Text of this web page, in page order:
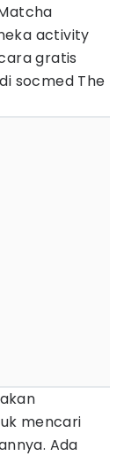
activity
gratis
socmed The
mencari
Ada